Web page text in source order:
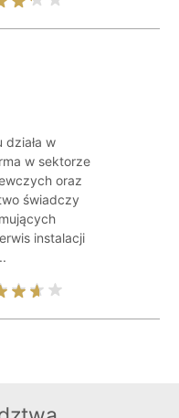
w
w sektorze
oraz
świadczy
instalacji